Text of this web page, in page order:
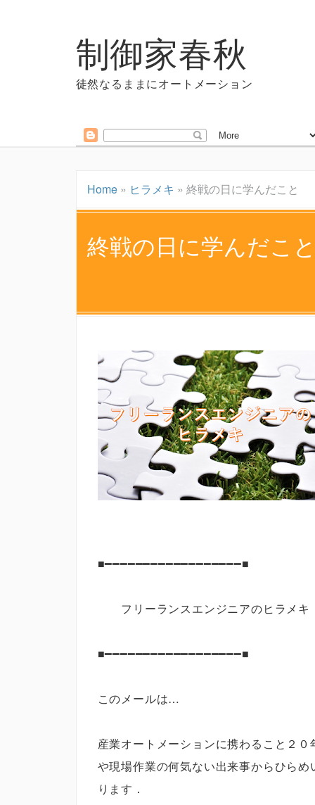
制御家春秋
徒然なるままにオートメーション
Home» ヒラメキ » 終戦の日に学んだこと
終戦の日に学んだこ
■━━━━━━━━━━━━━━━━━━■
フリーランスエンジニアのヒラ
■━━━━━━━━━━━━━━━━━━■
このメールは…
産業オートメーションに携わること２
や現場作業の何気ない出来事からひら
ります．